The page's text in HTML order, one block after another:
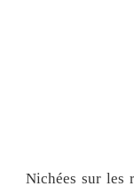
Nichées sur les